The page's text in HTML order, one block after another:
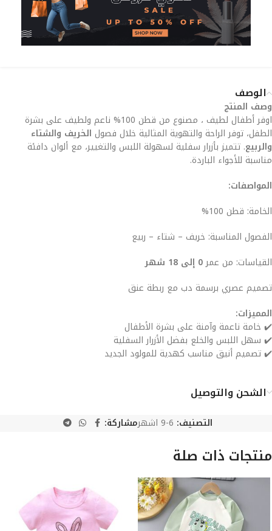
الوصف
وصف المنتج
اوفر أطفال لطيف ، مصنوع من قطن 100% ناعم ولطيف على بشرة
الطفل، توفر الراحة والتهوية المثالية خلال فصول الخريف والشتاء
والربيع. تتميز بأزرار سفلية لسهولة اللبس والتغيير، مع ألوان دافئة
مناسبة للأجواء الباردة.
المواصفات:
الخامة: قطن 100%
الفصول المناسبة: خريف – شتاء – ربيع
القياسات: من عمر0 إلى 18 شهر
تصميم عصري برسمة دب مع ربطة عنق
المميزات:
✔️ خامة ناعمة وآمنة على بشرة الأطفال
✔️ سهل اللبس والخلع بفضل الأزرار السفلية
✔️ تصميم أنيق مناسب كهدية للمولود الجديد
الشحن والتوصيل
التصنيف: 6-9 اشهر مشاركة:
منتجات ذات صلة